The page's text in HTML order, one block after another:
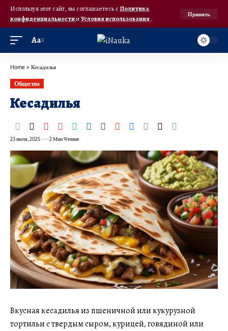
Используя этот сайт, вы соглашаетесь с Политика
конфиденциальностииУсловия использования.
Принять
Аа
Home » Кесадилья
Общество
Кесадилья
23 июля, 2025 2 Мин Чтения
Вкусная кесадилья из пшеничной или кукурузной
тортильи с твердым сыром, курицей, говядиной или